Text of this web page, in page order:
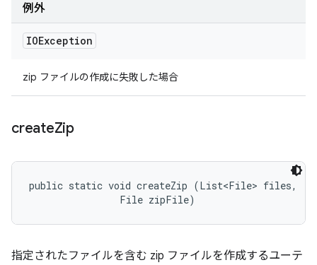
例外
IOException
zip ファイルの作成に失敗した場合
createZip
public static void createZip (List<File> files,
                File zipFile)
指定されたファイルを含む zip ファイルを作成するユーテ